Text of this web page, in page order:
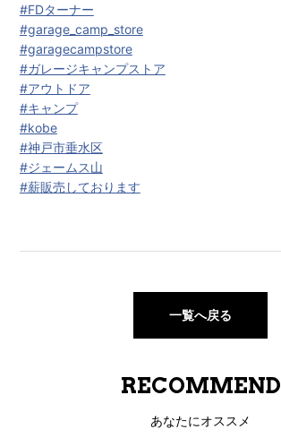
#FDターナー
#garage_camp_store
#garagecampstore
#ガレージキャンプストア
#アウトドア
#キャンプ
#kobe
#神戸市垂水区
#ジェームス山
#薪販売しております
一覧へ戻る
RECOMMEND
あなたにオススメ